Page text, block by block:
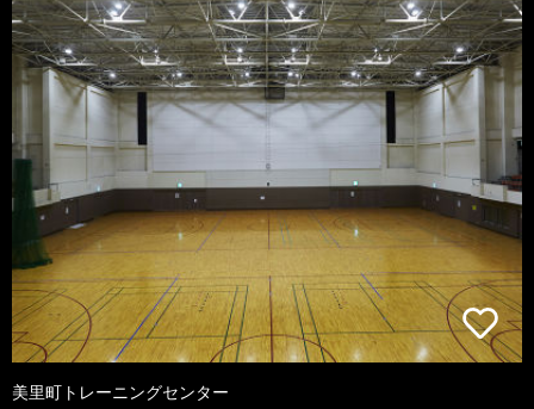
美里町トレーニングセンター